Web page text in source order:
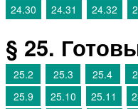
24.30
24.31 24.32
§ 25.
25.2
25.3 25.4
25.9
25.10 25.11